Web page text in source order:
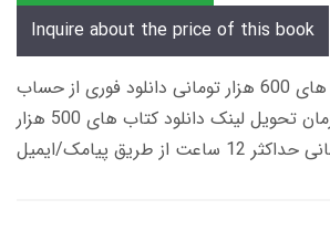
Inquire about the price of this book
زمان تحویل کتاب های 600 هزار تومانی دانلود فوری از حساب
کاربری می باشد، و زمان تحویل لینک دانلود کتاب های 500 هزار
12 ساعت از طریق پیامک/ایمیل